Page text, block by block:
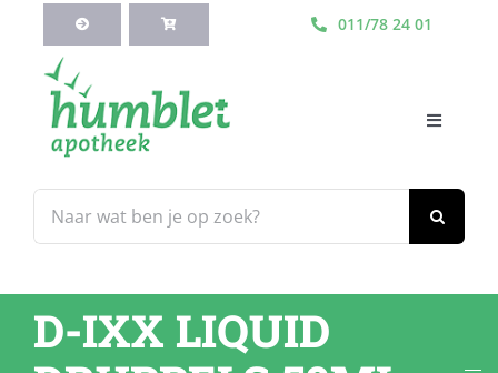
inhoud
011/78 24 01
naar:
Toggle
Webshop
Blog
D-IXX LIQUID